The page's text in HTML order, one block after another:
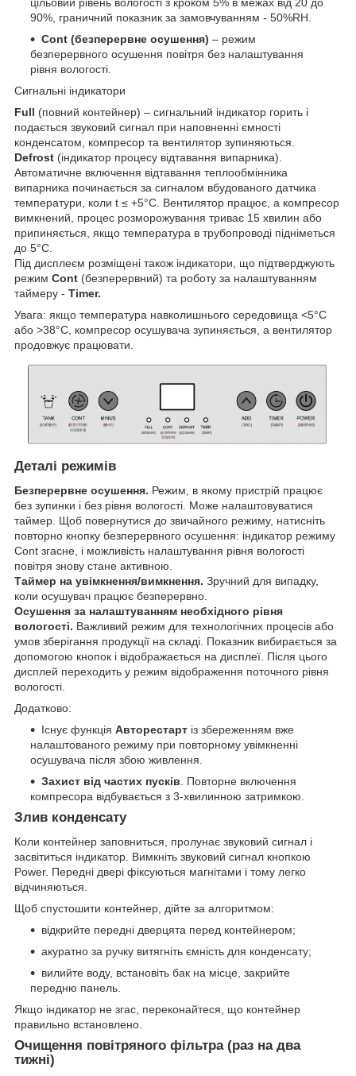
90%, граничний показник за замовчуванням - 50%RH.
Cont (безперервне осушення) – режим
безперервного осушення повітря без налаштування
рівня вологості.
Сигнальні індикатори
Full (повний контейнер) – сигнальний індикатор горить і
подається звуковий сигнал при наповненні ємності
конденсатом, компресор та вентилятор зупиняються.
Defrost (індикатор процесу відтавання випарника).
Автоматичне включення відтавання теплообмінника
випарника починається за сигналом вбудованого датчика
температури, коли t ≤ +5°C. Вентилятор працює, а компресор
вимкнений, процес розморожування триває 15 хвилин або
припиняється, якщо температура в трубопроводі підніметься
до 5°C.
Під дисплеєм розміщені також індикатори, що підтверджують
режим Cont (безперервний) та роботу за налаштуванням
таймеру - Timer.
Увага: якщо температура навколишнього середовища <5°C
або >38°C, компресор осушувача зупиняється, а вентилятор
продовжує працювати.
Деталі режимів
Безперервне осушення. Режим, в якому пристрій працює
без зупинки і без рівня вологості. Може налаштовуватися
таймер. Щоб повернутися до звичайного режиму, натисніть
повторно кнопку безперервного осушення: індикатор режиму
Cont згасне, і можливість налаштування рівня вологості
повітря знову стане активною.
Таймер на увімкнення/вимкнення. Зручний для випадку,
коли осушувач працює безперервно.
Осушення за налаштуванням необхідного рівня
вологості. Важливий режим для технологічних процесів або
умов зберігання продукції на складі. Показник вибирається за
допомогою кнопок і відображається на дисплеї. Після цього
дисплей переходить у режим відображення поточного рівня
вологості.
Додатково:
Існує функція Авторестарт із збереженням вже
налаштованого режиму при повторному увімкненні
осушувача після збою живлення.
Захист від частих пусків . Повторне включення
компресора відбувається з 3-хвилинною затримкою.
Злив конденсату
Коли контейнер заповниться, пролунає звуковий сигнал і
засвітиться індикатор. Вимкніть звуковий сигнал кнопкою
Power. Передні двері фіксуються магнітами і тому легко
відчиняються.
Щоб спустошити контейнер, дійте за алгоритмом:
відкрийте передні дверцята перед контейнером;
акуратно за ручку витягніть ємність для конденсату;
вилийте воду, встановіть бак на місце, закрийте
передню панель.
Якщо індикатор не згас, переконайтеся, що контейнер
правильно встановлено.
Очищення повітряного фільтра (раз на два
тижні)